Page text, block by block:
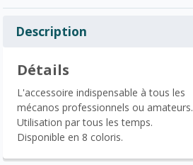
Description
Détails
L'accessoire indispensable à tous les
mécanos professionnels ou amateurs.
Utilisation par tous les temps.
Disponible en 8 coloris.